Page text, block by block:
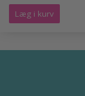
Læg i kurv